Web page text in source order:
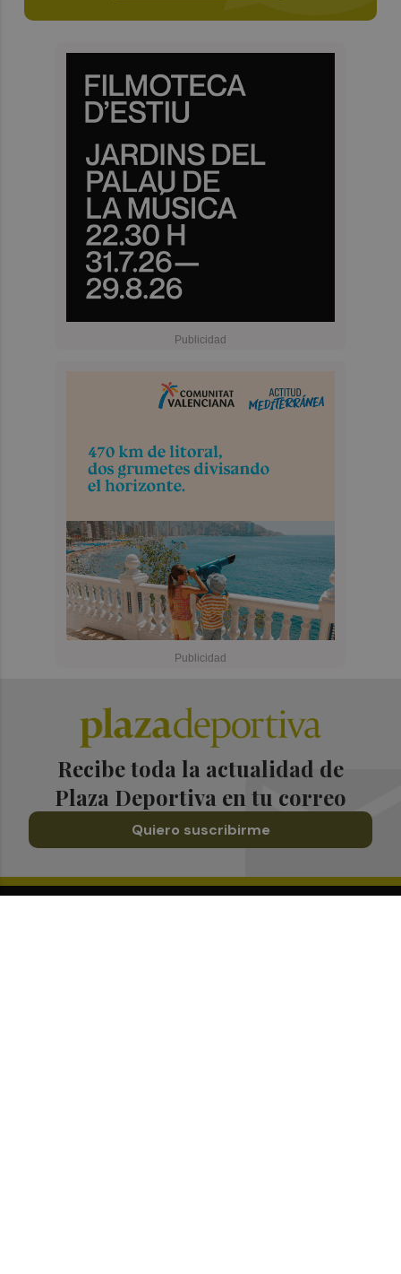
Recibe toda la actualidad de
Plaza Deportiva en tu correo
Quiero suscribirme